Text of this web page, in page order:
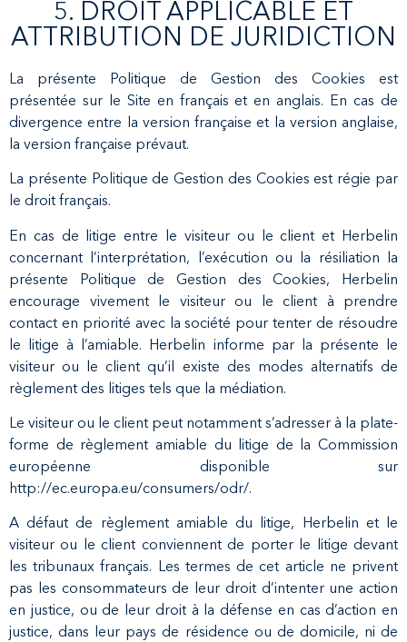
5. DROIT APPLICABLE ET
ATTRIBUTION DE JURIDICTION
La présente Politique de Gestion des Cookies est
présentée sur le Site en français et en anglais. En cas de
divergence entre la version française et la version anglaise,
la version française prévaut.
La présente Politique de Gestion des Cookies est régie par
le droit français.
En cas de litige entre le visiteur ou le client et Herbelin
concernant l’interprétation, l’exécution ou la résiliation la
présente Politique de Gestion des Cookies, Herbelin
encourage vivement le visiteur ou le client à prendre
contact en priorité avec la société pour tenter de résoudre
le litige à l’amiable. Herbelin informe par la présente le
visiteur ou le client qu’il existe des modes alternatifs de
règlement des litiges tels que la médiation.
Le visiteur ou le client peut notamment s’adresser à la plate-
forme de règlement amiable du litige de la Commission
européenne disponible sur
http://ec.europa.eu/consumers/odr/.
A défaut de règlement amiable du litige, Herbelin et le
visiteur ou le client conviennent de porter le litige devant
les tribunaux français. Les termes de cet article ne privent
pas les consommateurs de leur droit d’intenter une action
en justice, ou de leur droit à la défense en cas d’action en
justice, dans leur pays de résidence ou de domicile, ni de